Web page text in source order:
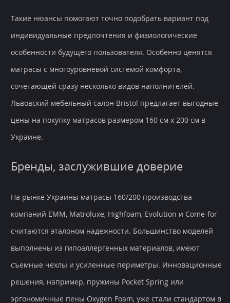
Такие нюансы помогают точно подобрать вариант под
индивидуальные предпочтения и физиологические
особенности будущего пользователя. Особенно ценятся
матрасы с многоуровневой системой комфорта,
сочетающей сразу несколько видов наполнителей.
Львовский мебельный салон Bristol предлагает выгодные
цены на покупку матрасов размером 160 см x 200 см в
Украине.
Бренды, заслужившие доверие
На рынке Украины матрасы 160/200 производства
компаний EMM, Matroluxe, Highfoam, Evolution и Come-for
считаются эталоном надежности. Большинство моделей
выполнены из гипоаллергенных материалов, имеют
съемные чехлы и усиленные периметры. Инновационные
решения, например, пружины Pocket Spring или
эргономичные пены Oxygen Foam, уже стали стандартом в